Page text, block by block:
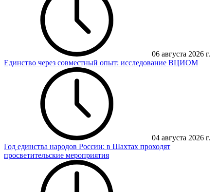
06 августа 2026 г.
Единство через совместный опыт: исследование ВЦИОМ
04 августа 2026 г.
Год единства народов России: в Шахтах проходят
просветительские мероприятия